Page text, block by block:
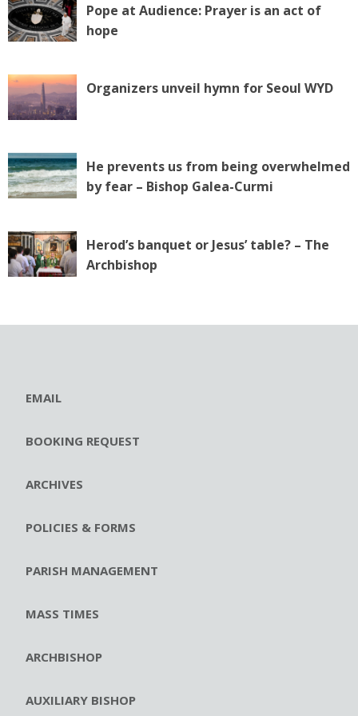
Pope at Audience: Prayer is an act of
hope
Organizers unveil hymn for Seoul WYD
He prevents us from being overwhelmed
by fear – Bishop Galea-Curmi
Herod’s banquet or Jesus’ table? – The
Archbishop
EMAIL
BOOKING REQUEST
ARCHIVES
POLICIES & FORMS
PARISH MANAGEMENT
MASS TIMES
ARCHBISHOP
AUXILIARY BISHOP